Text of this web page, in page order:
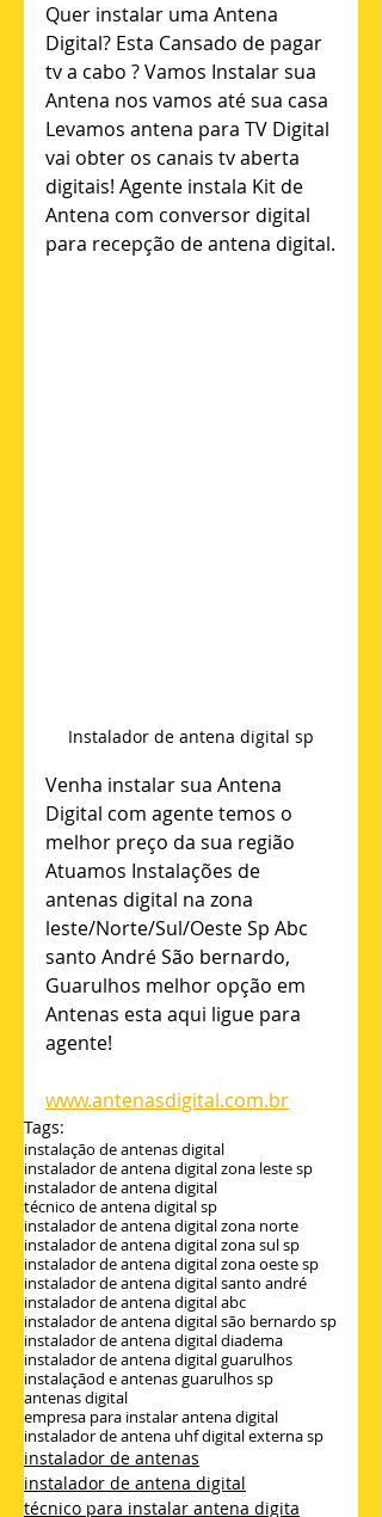
Quer instalar uma Antena
Digital? Esta Cansado de pagar
tv a cabo ? Vamos Instalar sua
Antena nos vamos até sua casa
Levamos antena para TV Digital
vai obter os canais tv aberta
digitais! Agente instala Kit de
Antena com conversor digital
para recepção de antena digital.
Instalador de antena digital sp
Venha instalar sua Antena
Digital com agente temos o
melhor preço da sua região
Atuamos Instalações de
antenas digital na zona
leste/Norte/Sul/Oeste Sp Abc
santo André São bernardo,
Guarulhos melhor opção em
Antenas esta aqui ligue para
agente!
www.antenasdigital.com.br
Tags:
instalação de antenas digital
instalador de antena digital zona leste sp
instalador de antena digital
técnico de antena digital sp
instalador de antena digital zona norte
instalador de antena digital zona sul sp
instalador de antena digital zona oeste sp
instalador de antena digital santo andré
instalador de antena digital abc
instalador de antena digital são bernardo sp
instalador de antena digital diadema
instalador de antena digital guarulhos
instalaçãod e antenas guarulhos sp
antenas digital
empresa para instalar antena digital
instalador de antena uhf digital externa sp
instalador de antenas
instalador de antena digital
técnico para instalar antena digita